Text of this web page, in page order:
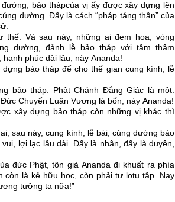
bảo thápcủa vị ấy được xây dựng lên
dường. Đấy là cách “pháp táng thân” của
thế. Và sau này, những ai đem hoa, vòng
dường, đảnh lễ bảo tháp với tâm thâm
phúc dài lâu, này Ānanda!
bảo tháp để cho thế gian cung kính, lễ
bảo tháp. Phật Chánh Đẳng Giác là một.
Chuyển Luân Vương là bốn, này Ānanda!
xây dựng bảo tháp còn những vị khác thì
sau này, cung kính, lễ bái, cúng dường bảo
lợi lạc lâu dài. Đấy là nhân, đấy là duyên,
đức Phật, tôn giả Ānanda đi khuất ra phía
còn là kẻ hữu học, còn phải tự lotu tập. Nay
tưởng ta nữa!”